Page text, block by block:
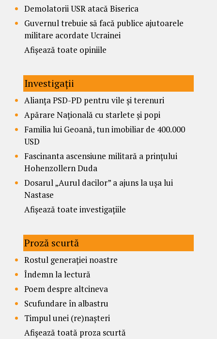
Demolatorii USR atacă Biserica
Guvernul trebuie să facă publice ajutoarele
militare acordate Ucrainei
Afișează toate opiniile
Investigații
Alianța PSD-PD pentru vile și terenuri
Apărare Națională cu starlete și popi
Familia lui Geoană, tun imobiliar de 400.000
USD
Fascinanta ascensiune militară a prințului
Hohenzollern Duda
Dosarul „Aurul dacilor” a ajuns la ușa lui
Nastase
Afișează toate investigațiile
Proză scurtă
Rostul generației noastre
Îndemn la lectură
Poem despre altcineva
Scufundare în albastru
Timpul unei (re)nașteri
Afișează toată proza scurtă